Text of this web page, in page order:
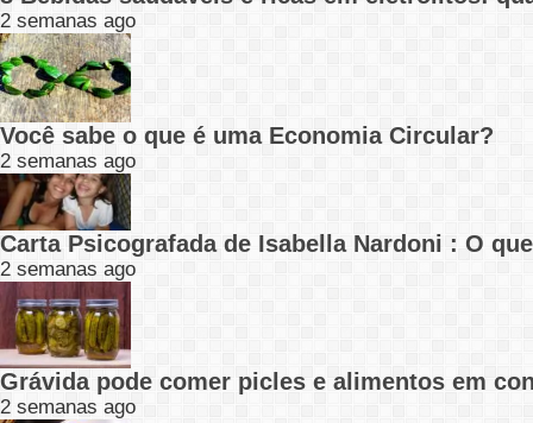
2 semanas ago
Você sabe o que é uma Economia Circular?
2 semanas ago
Carta Psicografada de Isabella Nardoni : O
2 semanas ago
Grávida pode comer picles e alimentos em
2 semanas ago